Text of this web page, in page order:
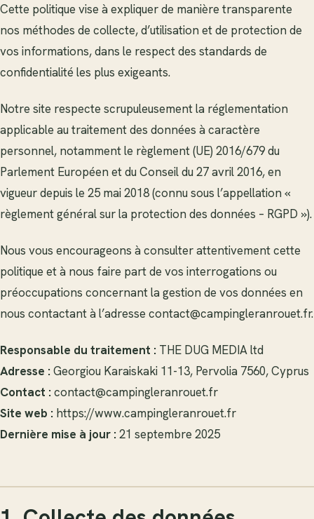
Cette politique vise à expliquer de manière transparente
nos méthodes de collecte, d’utilisation et de protection de
vos informations, dans le respect des standards de
confidentialité les plus exigeants.
Notre site respecte scrupuleusement la réglementation
applicable au traitement des données à caractère
personnel, notamment le règlement (UE) 2016/679 du
Parlement Européen et du Conseil du 27 avril 2016, en
vigueur depuis le 25 mai 2018 (connu sous l’appellation «
règlement général sur la protection des données – RGPD »).
Nous vous encourageons à consulter attentivement cette
politique et à nous faire part de vos interrogations ou
préoccupations concernant la gestion de vos données en
nous contactant à l’adresse contact@campingleranrouet.fr.
Responsable du traitement : THE DUG MEDIA ltd
Adresse : Georgiou Karaiskaki 11-13, Pervolia 7560, Cyprus
Contact : contact@campingleranrouet.fr
Site web : https://www.campingleranrouet.fr
Dernière mise à jour : 21 septembre 2025